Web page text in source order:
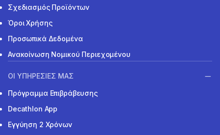
Σχεδιασμός Προϊόντων
Όροι Χρήσης
Προσωπικά Δεδομένα
Ανακοίνωση Νομικού Περιεχομένου
ΟΙ ΥΠΗΡΕΣΙΕΣ ΜΑΣ
Πρόγραμμα Επιβράβευσης
Decathlon App
Εγγύηση 2 Χρόνων